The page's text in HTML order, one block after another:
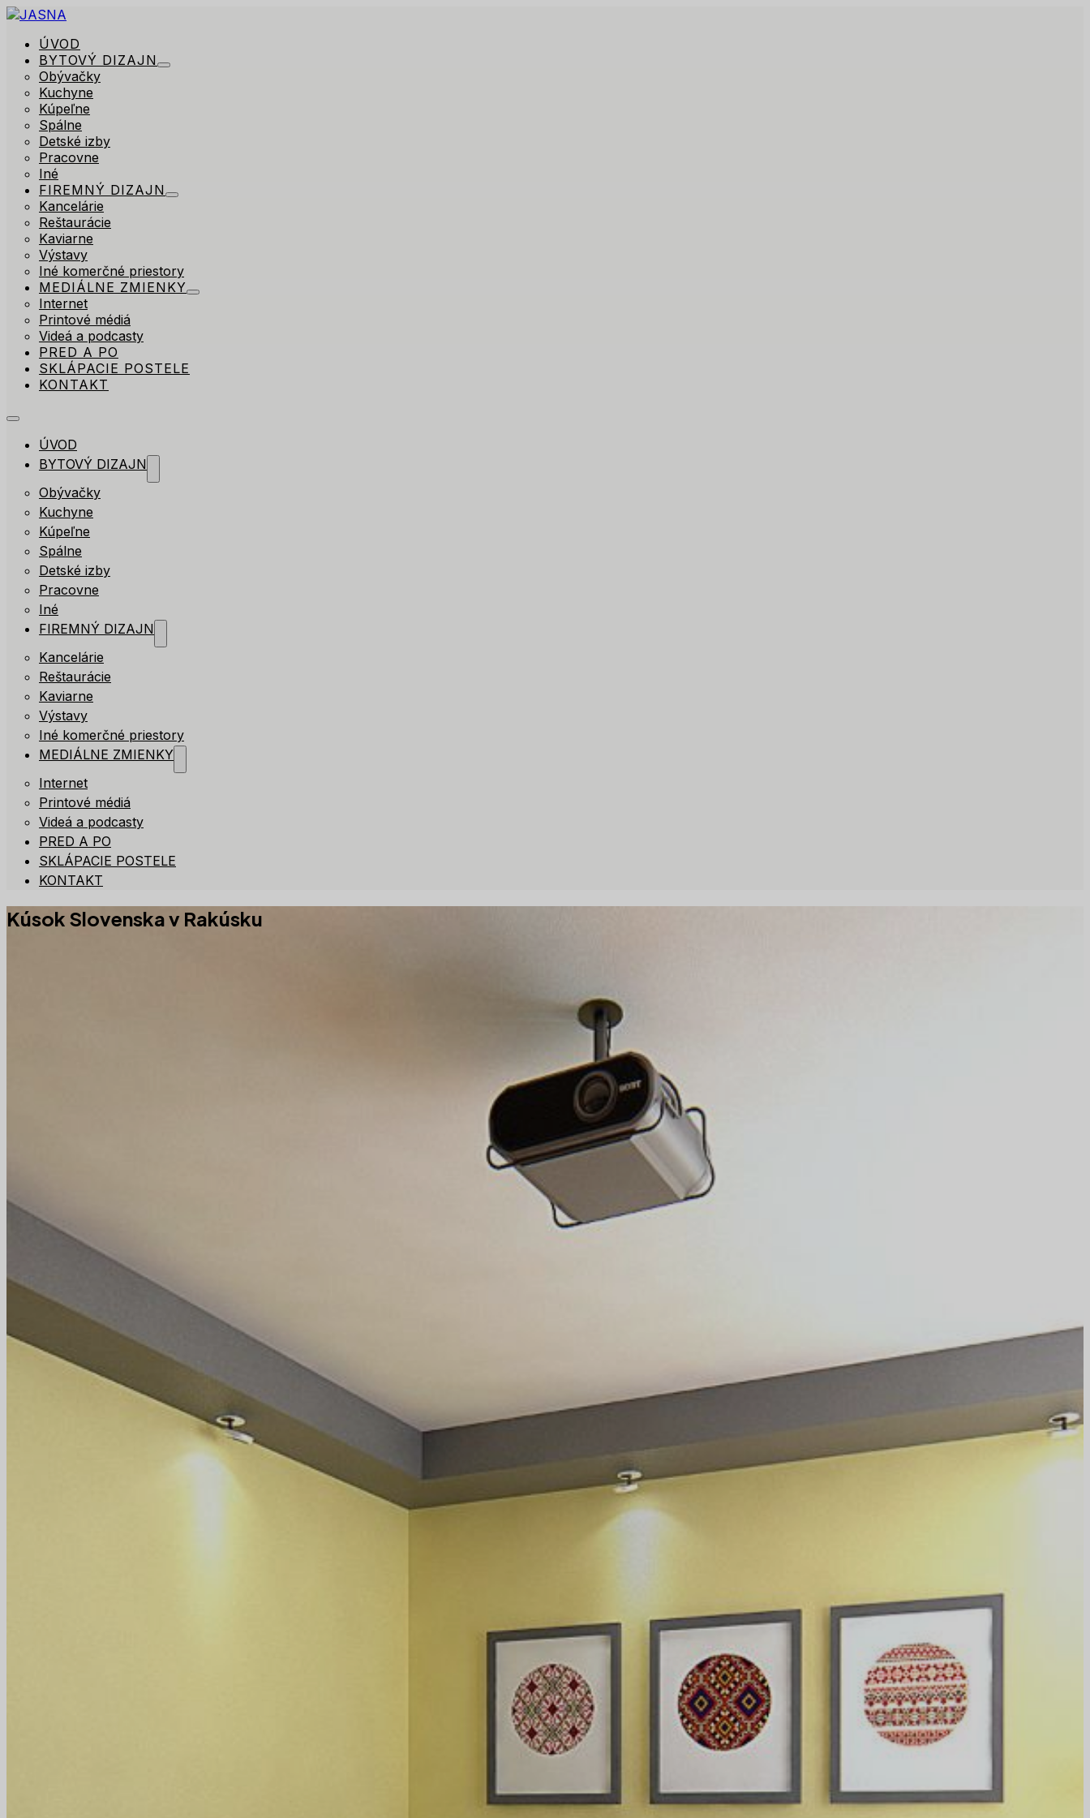
ÚVOD
BYTOVÝ DIZAJN
Obývačky
Kuchyne
Kúpeľne
Spálne
Detské izby
Pracovne
Iné
FIREMNÝ DIZAJN
Kancelárie
Reštaurácie
Kaviarne
Výstavy
Iné komerčné priestory
MEDIÁLNE ZMIENKY
Internet
Printové médiá
Videá a podcasty
PRED A PO
SKLÁPACIE POSTELE
KONTAKT
ÚVOD
BYTOVÝ DIZAJN
Obývačky
Kuchyne
Kúpeľne
Spálne
Detské izby
Pracovne
Iné
FIREMNÝ DIZAJN
Kancelárie
Reštaurácie
Kaviarne
Výstavy
Iné komerčné priestory
MEDIÁLNE ZMIENKY
Internet
Printové médiá
Videá a podcasty
PRED A PO
SKLÁPACIE POSTELE
KONTAKT
Kúsok Slovenska v Rakúsku